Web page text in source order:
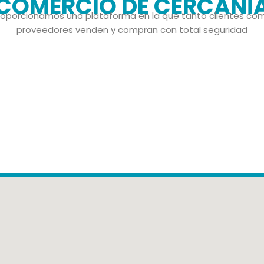
una plataforma en la que tanto clientes
proveedores venden y compran con total seguridad